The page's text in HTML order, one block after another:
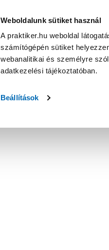
Weboldalunk sütiket használ
A praktiker.hu weboldal
számítógépén sütiket
webanalitikai és személyre
adatkezelési tájékoztatóban.
Beállítások